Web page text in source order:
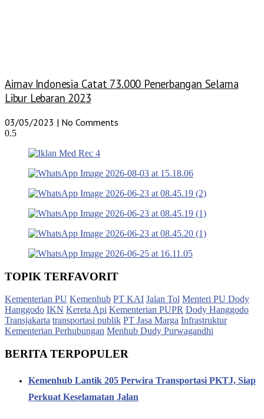
Airnav Indonesia Catat 73.000 Penerbangan Selama
Libur Lebaran 2023
03/05/2023 No Comments
TOPIK TERFAVORIT
Kementerian PU Kemenhub PT KAI Jalan Tol Menteri PU Dody
Hanggodo IKN Kereta Api Kementerian PUPR Dody Hanggodo
Transjakarta transportasi publik PT Jasa Marga Infrastruktur
Kementerian Perhubungan Menhub Dudy Purwagandhi
BERITA TERPOPULER
Kemenhub Lantik 205 Perwira Transportasi PKTJ, Siap
Perkuat Keselamatan Jalan